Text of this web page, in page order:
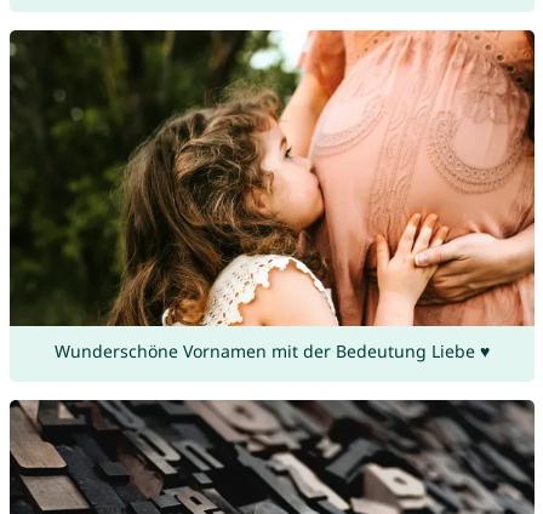
Wunderschöne Vornamen mit der Bedeutung Liebe ♥